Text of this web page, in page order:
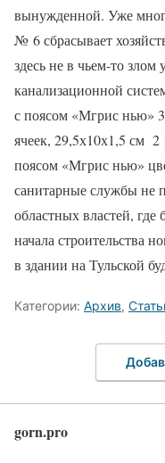
вынужденной. Уже
№ 6 сбрасывает
здесь не в чьем-то злом
канализационной
с поясом «Мгрис нью»
ячеек, 29,5х10х1,5 см 2
поясом «Мгрис нью»
санитарные службы не
областных властей, где
начала строительства
в здании на Тульской
Категории: Архив,
gorn.pro